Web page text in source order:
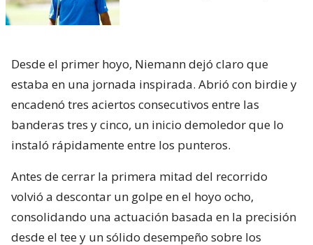
Desde el primer hoyo, Niemann dejó claro que
estaba en una jornada inspirada. Abrió con birdie y
encadenó tres aciertos consecutivos entre las
banderas tres y cinco, un inicio demoledor que lo
instaló rápidamente entre los punteros.
Antes de cerrar la primera mitad del recorrido
volvió a descontar un golpe en el hoyo ocho,
consolidando una actuación basada en la precisión
desde el tee y un sólido desempeño sobre los